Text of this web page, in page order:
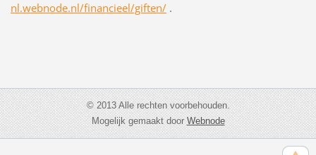
nl.webnode.nl/financieel/giften/.
© 2013 Alle rechten voorbehouden.
Mogelijk gemaakt doorWebnode